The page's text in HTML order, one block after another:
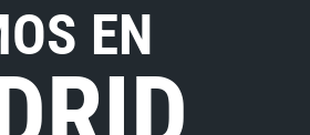
EN